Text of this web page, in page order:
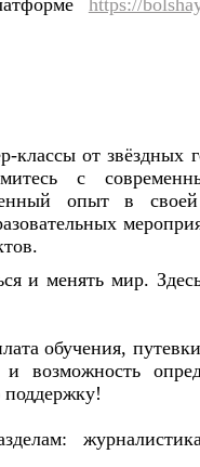
классы от звёздных
с
опыт в своей
и менять мир.
обучения,